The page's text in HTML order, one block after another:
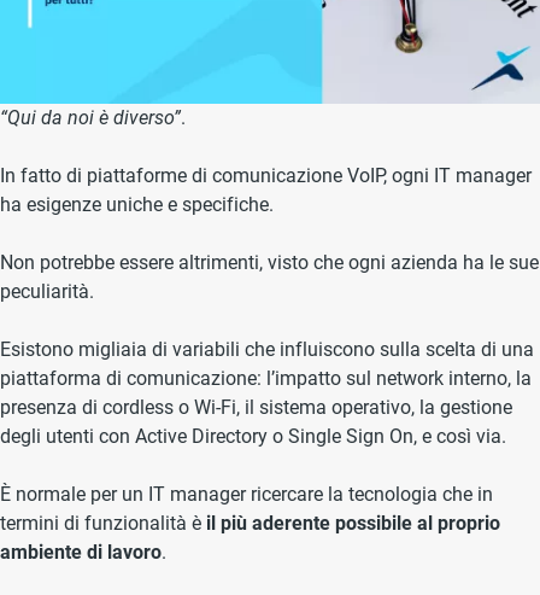
“Qui da noi è diverso”.
In fatto di piattaforme di comunicazione VoIP, ogni IT manager
ha esigenze uniche e specifiche.
Non potrebbe essere altrimenti, visto che ogni azienda ha le sue
peculiarità.
Esistono migliaia di variabili che influiscono sulla scelta di una
piattaforma di comunicazione: l’impatto sul network interno, la
presenza di cordless o Wi-Fi, il sistema operativo, la gestione
degli utenti con Active Directory o Single Sign On, e così via.
È normale per un IT manager ricercare la tecnologia che in
termini di funzionalità è il più aderente possibile al proprio
ambiente di lavoro.